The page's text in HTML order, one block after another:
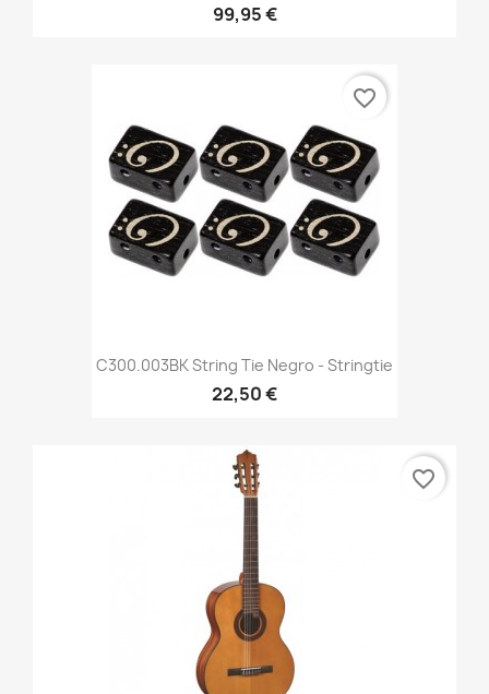
99,95 €
C300.003BK String Tie Negro - Stringtie
22,50 €
favorite_border
favorite_border